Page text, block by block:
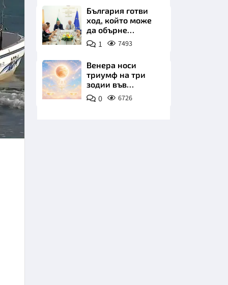
България готви
ход, който може
да обърне
туристическия
сезон
1 7493
Венера носи
триумф на три
зодии във
всичките им
начинания до дни
0 6726